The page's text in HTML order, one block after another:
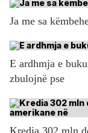
Ja me sa
E ardhmja e
zbulojnë pse
Kredia 302 mln